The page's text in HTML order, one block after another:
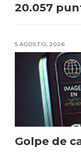
20.057
5 AGOSTO, 2026
Golpe de